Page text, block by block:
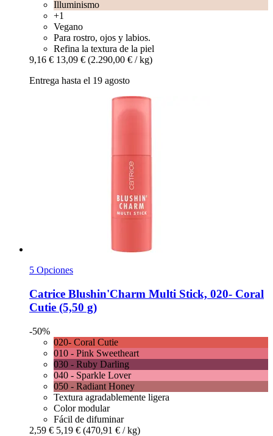
Illuminismo
+1
Vegano
Para rostro, ojos y labios.
Refina la textura de la piel
9,16 € 13,09 € (2.290,00 € / kg)
Entrega hasta el 19 agosto
5 Opciones
Catrice Blushin'Charm Multi Stick, 020-​ Coral
Cutie (5,50 g)
-50%
020- Coral Cutie
010 - Pink Sweetheart
030 - Ruby Darling
040 - Sparkle Lover
050 - Radiant Honey
Textura agradablemente ligera
Color modular
Fácil de difuminar
2,59 € 5,19 € (470,91 € / kg)